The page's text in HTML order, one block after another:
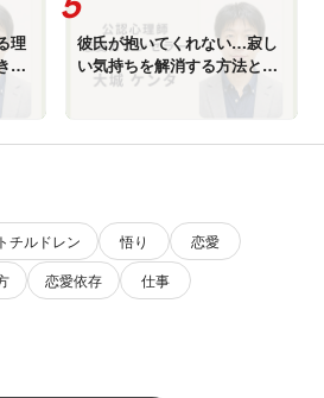
理
の
彼氏が抱いてくれない…寂し
い気持ちを解消する方法と
は？
チルドレン 悟り
恋愛
恋愛依存
仕事